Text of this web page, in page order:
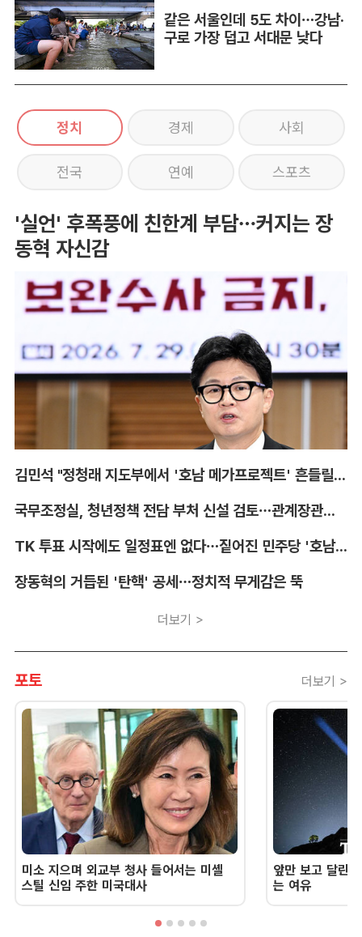
같은 서울인데 5도 차이…강남·
구로 가장 덥고 서대문 낮다
정치 경제 사회
전국 연예 스포츠
'실언' 후폭풍에 친한계 부담…커지는 장
동혁 자신감
김민석 "정청래 지도부에서 '호남 메가프로젝트' 흔들릴 것"
국무조정실, 청년정책 전담 부처 신설 검토…관계장관회의도 계속
TK 투표 시작에도 일정표엔 없다…짙어진 민주당 '호남 쏠림'
장동혁의 거듭된 '탄핵' 공세…정치적 무게감은 뚝
더보기 >
포토 더보기 >
미소 지으며 외교부 청사 들어서는 미셸
스틸 신임 주한 미국대사
앞만 보고 달린
는 여유